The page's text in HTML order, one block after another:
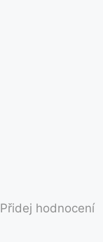
Přidej hodnocení